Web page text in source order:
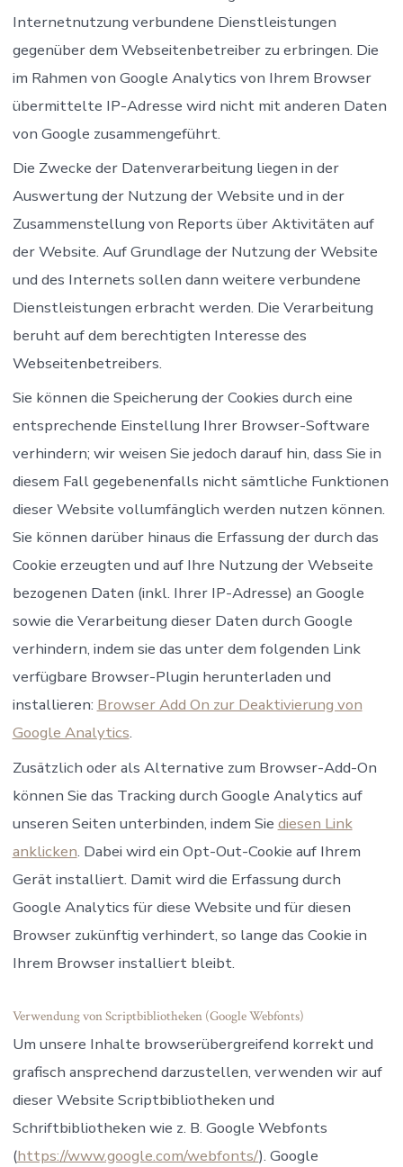
Internetnutzung verbundene Dienstleistungen
gegenüber dem Webseitenbetreiber zu erbringen. Die
im Rahmen von Google Analytics von Ihrem Browser
übermittelte IP-Adresse wird nicht mit anderen Daten
von Google zusammengeführt.
Die Zwecke der Datenverarbeitung liegen in der
Auswertung der Nutzung der Website und in der
Zusammenstellung von Reports über Aktivitäten auf
der Website. Auf Grundlage der Nutzung der Website
und des Internets sollen dann weitere verbundene
Dienstleistungen erbracht werden. Die Verarbeitung
beruht auf dem berechtigten Interesse des
Webseitenbetreibers.
Sie können die Speicherung der Cookies durch eine
entsprechende Einstellung Ihrer Browser-Software
verhindern; wir weisen Sie jedoch darauf hin, dass Sie in
diesem Fall gegebenenfalls nicht sämtliche Funktionen
dieser Website vollumfänglich werden nutzen können.
Sie können darüber hinaus die Erfassung der durch das
Cookie erzeugten und auf Ihre Nutzung der Webseite
bezogenen Daten (inkl. Ihrer IP-Adresse) an Google
sowie die Verarbeitung dieser Daten durch Google
verhindern, indem sie das unter dem folgenden Link
verfügbare Browser-Plugin herunterladen und
installieren: Browser Add On zur Deaktivierung von
Google Analytics.
Zusätzlich oder als Alternative zum Browser-Add-On
können Sie das Tracking durch Google Analytics auf
unseren Seiten unterbinden, indem Sie diesen Link
anklicken. Dabei wird ein Opt-Out-Cookie auf Ihrem
Gerät installiert. Damit wird die Erfassung durch
Google Analytics für diese Website und für diesen
Browser zukünftig verhindert, so lange das Cookie in
Ihrem Browser installiert bleibt.
Verwendung von Scriptbibliotheken (Google Webfonts)
Um unsere Inhalte browserübergreifend korrekt und
grafisch ansprechend darzustellen, verwenden wir auf
dieser Website Scriptbibliotheken und
Schriftbibliotheken wie z. B. Google Webfonts
(https://www.google.com/webfonts/). Google